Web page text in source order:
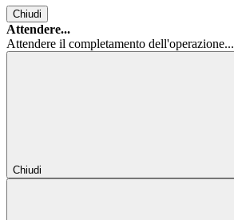
Chiudi
Attendere...
Attendere il completamento dell'operazione...
Chiudi